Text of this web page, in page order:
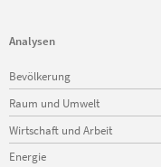
Analysen
Navigation
überspringen
Bevölkerung
Raum und Umwelt
Wirtschaft und Arbeit
Energie